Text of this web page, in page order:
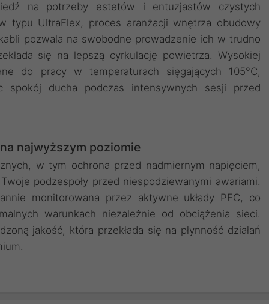
na potrzeby estetów i entuzjastów czystych
typu UltraFlex, proces aranżacji wnętrza obudowy
pozwala na swobodne prowadzenie ich w trudno
się na lepszą cyrkulację powietrza. Wysokiej
do pracy w temperaturach sięgających 105°C,
spokój ducha podczas intensywnych sesji przed
najwyższym poziomie
w tym ochrona przed nadmiernym napięciem,
podzespoły przed niespodziewanymi awariami.
monitorowana przez aktywne układy PFC, co
warunkach niezależnie od obciążenia sieci.
jakość, która przekłada się na płynność działań